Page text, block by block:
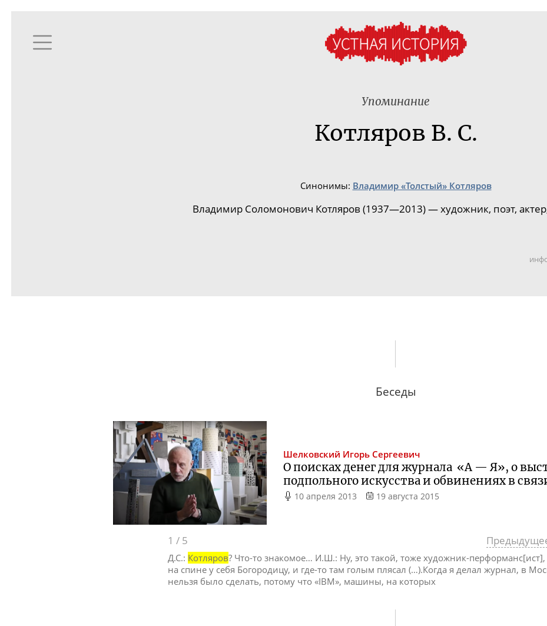
Упоминание
Котляров В. С.
Синонимы: Владимир «Толстый» Котляров
Владимир Соломонович Котляров (1937—2013) — художник, поэт,
Беседы
Шелковский Игорь Сергеевич
О поисках денег для журнала «А — Я», о
подпольного искусства и обвинениях в
10 апреля 2013 19 августа 2015
1 / 5
Д.С.: Котляров? Что-то знакомое… И.Ш.: Ну, это такой, тоже художник-перформанс[ист],
на спине у себя Богородицу, и где-то там голым плясал (…).Когда я делал журнал, в
нельзя было сделать, потому что «IBM», машины, на которых